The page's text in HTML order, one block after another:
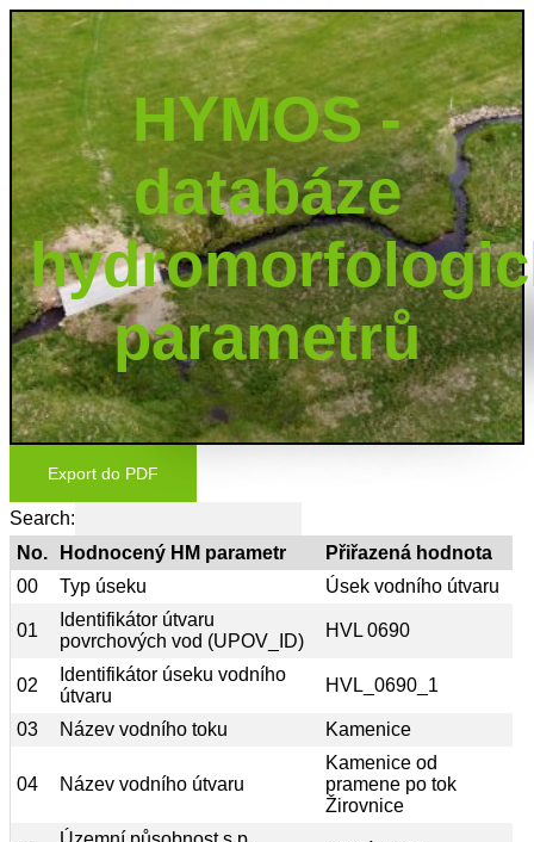
HYMOS -
databáze
parametrů
Export do PDF
Search:
No.
Hodnocený HM parametr
Přiřazená hodnota
00
Typ úseku Úsek vodního útvaru
01
Identifikátor útvaru
povrchových vod (UPOV_ID)
HVL 0690
02
Identifikátor úseku vodního
útvaru
HVL_0690_1
03 Název vodního toku Kamenice
04 Název vodního útvaru
Kamenice od
pramene po tok
Žirovnice